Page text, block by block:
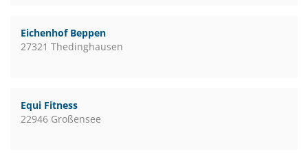
Eichenhof Beppen
27321 Thedinghausen
Equi Fitness
22946 Großensee